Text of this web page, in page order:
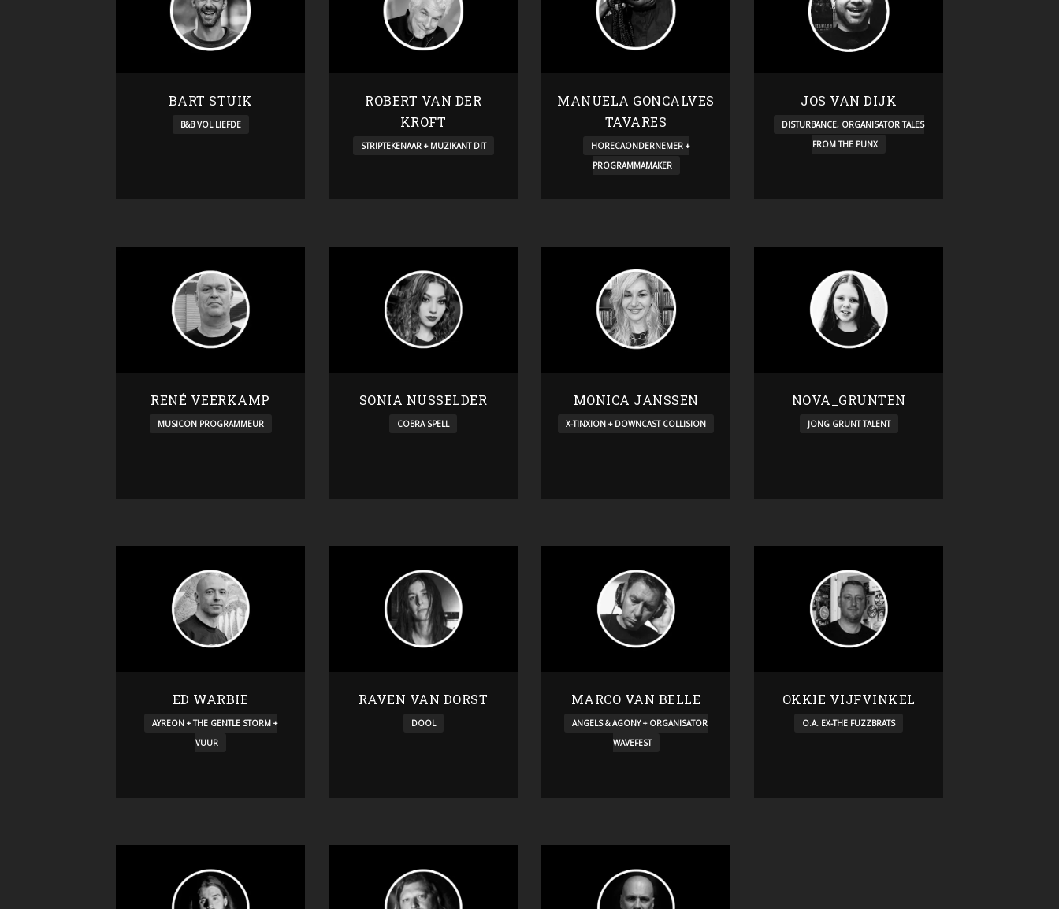
BART STUIK
B&B VOL LIEFDE
ROBERT VAN DER
KROFT
STRIPTEKENAAR + MUZIKANT DIT
MANUELA GONCALVES
TAVARES
HORECAONDERNEMER +
PROGRAMMAMAKER
JOS VAN DIJK
DISTURBANCE, ORGANISATOR TALES
FROM THE PUNX
RENÉ VEERKAMP
MUSICON PROGRAMMEUR
SONIA NUSSELDER
COBRA SPELL
MONICA JANSSEN
X-TINXION + DOWNCAST COLLISION
NOVA_GRUNTEN
JONG GRUNT TALENT
ED WARBIE
AYREON + THE GENTLE STORM +
VUUR
RAVEN VAN DORST
DOOL
MARCO VAN BELLE
ANGELS & AGONY + ORGANISATOR
WAVEFEST
OKKIE VIJFVINKEL
O.A. EX-THE FUZZBRATS